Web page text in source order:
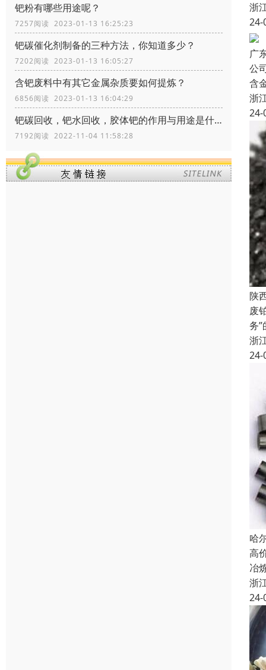
钯粉有哪些用途呢？
7257阅读 2023-01-13 16:25:23
钯碳催化剂制备的三种方法，你知道多少？
7202阅读 2023-01-13 16:05:27
含钯废料中有其它金属杂质要如何提炼？
6856阅读 2023-01-13 16:04:29
钯碳回收，钯水回收，胶体钯的作用与用途是什么
7192阅读 2022-11-04 11:58:28
浙
24-
广
公
含
浙
24-
陕
废
务
浙
24-
哈
高
冶
浙
24-